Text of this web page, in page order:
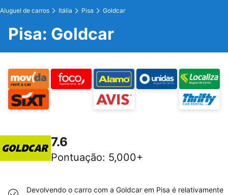
Aluguel de carros Itália Pisa Goldcar
Pisa: Goldcar
7.6
Pontuação: 5,000+
Devolvendo o carro com a Goldcar em Pisa é relativamente